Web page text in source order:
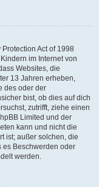
Act of 1998
im Internet von
Websites, die
13 Jahren erheben,
des oder der
bist, ob dies auf dich
zutrifft, ziehe einen
Limited und der
kann und nicht die
ist; außer solchen, die
es Beschwerden oder
werden.